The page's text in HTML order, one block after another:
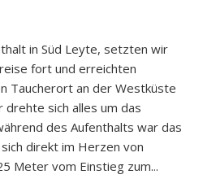
in Süd Leyte, setzten wir
fort und erreichten
Taucherort an der Westküste
drehte sich alles um das
des Aufenthalts war das
direkt im Herzen von
Meter vom Einstieg zum...